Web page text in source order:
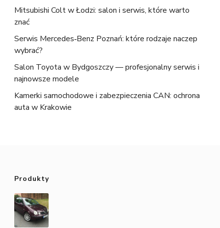
Mitsubishi Colt w Łodzi: salon i serwis, które warto
znać
Serwis Mercedes‑Benz Poznań: które rodzaje naczep
wybrać?
Salon Toyota w Bydgoszczy — profesjonalny serwis i
najnowsze modele
Kamerki samochodowe i zabezpieczenia CAN: ochrona
auta w Krakowie
Produkty